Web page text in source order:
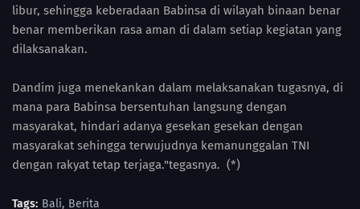
libur, sehingga keberadaan Babinsa di wilayah binaan benar
benar memberikan rasa aman di dalam setiap kegiatan yang
dilaksanakan.
Dandim juga menekankan dalam melaksanakan tugasnya, di
mana para Babinsa bersentuhan langsung dengan
masyarakat, hindari adanya gesekan gesekan dengan
masyarakat sehingga terwujudnya kemanunggalan TNI
dengan rakyat tetap terjaga."tegasnya. (*)
Tags: Bali Berita